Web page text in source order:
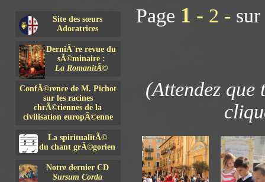
Site des sœurs
Adoratrices
DerniÃ¨re revue du
sÃ©minaire :
La RomanitÃ©
ConfÃ©rence de M. Pichot
sur les racines
chrÃ©tiennes de la
civilisation europÃ©enne
La spiritualitÃ©
du chant grÃ©gorien
Notre dernier CD
Sursum Corda
Page 1 - 2 - sur
(Attendez que